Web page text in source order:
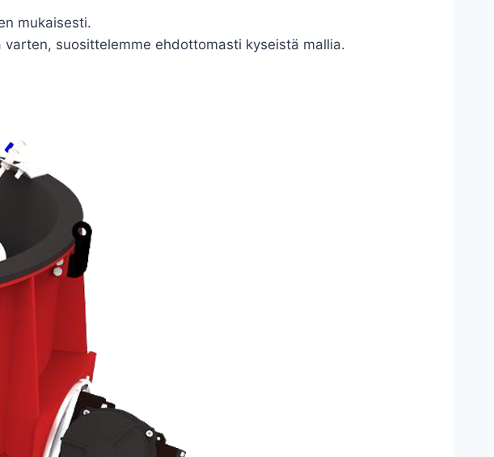
mukaisesti.
suosittelemme ehdottomasti kyseistä mallia.